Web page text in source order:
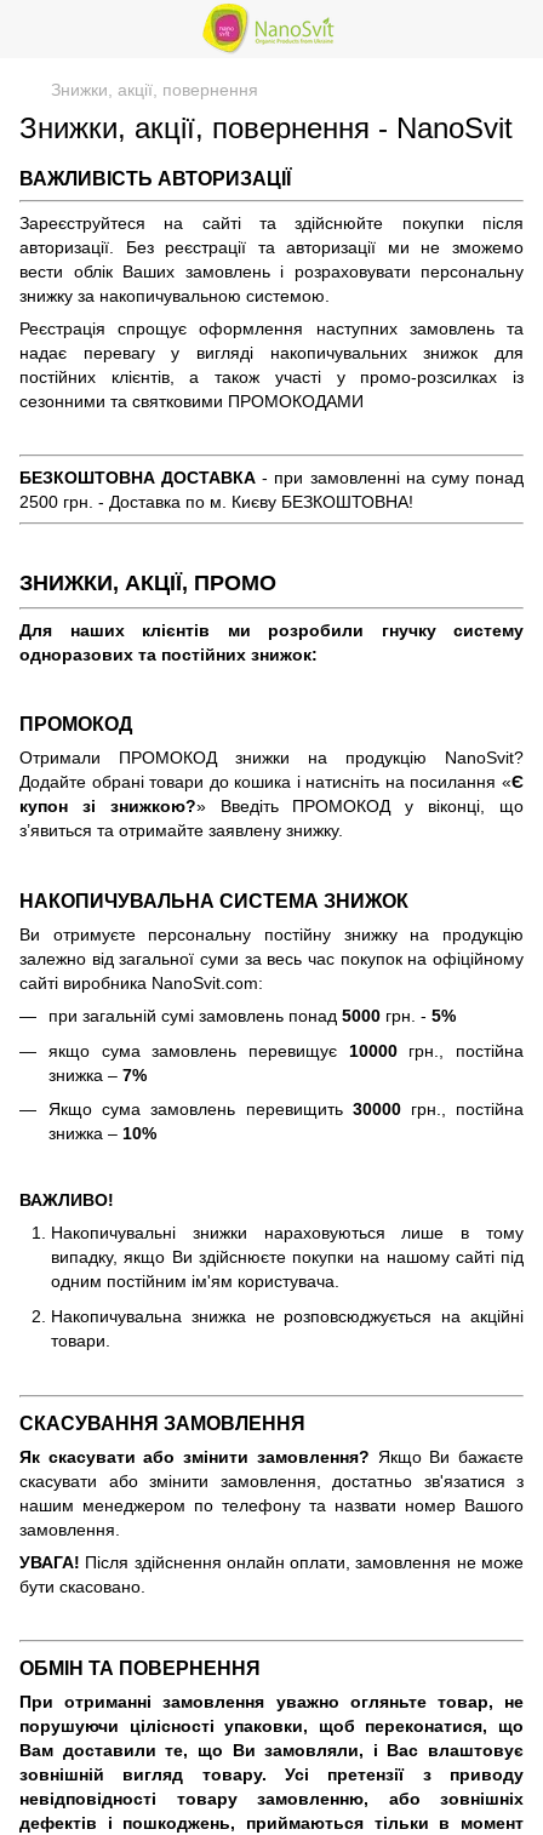
Знижки, акції, повернення
Знижки, акції, повернення - NanoSvit
ВАЖЛИВІСТЬ АВТОРИЗАЦІЇ
Зареєструйтеся на сайті та здійснюйте покупки після
авторизації. Без реєстрації та авторизації ми не зможемо
вести облік Ваших замовлень і розраховувати персональну
знижку за накопичувальною системою.
Реєстрація спрощує оформлення наступних замовлень та
надає перевагу у вигляді накопичувальних знижок для
постійних клієнтів, а також участі у промо-розсилках із
сезонними та святковими ПРОМОКОДАМИ
БЕЗКОШТОВНА ДОСТАВКА - при замовленні на суму понад
2500 грн. - Доставка по м. Києву БЕЗКОШТОВНА!
ЗНИЖКИ, АКЦІЇ, ПРОМО
Для наших клієнтів ми розробили гнучку систему
одноразових та постійних знижок:
ПРОМОКОД
Отримали ПРОМОКОД знижки на продукцію NanoSvit?
Додайте обрані товари до кошика і натисніть на посилання «Є
купон зі знижкою?» Введіть ПРОМОКОД у віконці, що
з’явиться та отримайте заявлену знижку.
НАКОПИЧУВАЛЬНА СИСТЕМА ЗНИЖОК
Ви отримуєте персональну постійну знижку на продукцію
залежно від загальної суми за весь час покупок на офіційному
сайті виробника NanoSvit.com:
при загальній сумі замовлень понад 5000 грн. - 5%
якщо сума замовлень перевищує 10000грн., постійна
знижка – 7%
Якщо сума замовлень перевищить 30000грн., постійна
знижка – 10%
ВАЖЛИВО!
Накопичувальні знижки нараховуються лише в тому
випадку, якщо Ви здійснюєте покупки на нашому сайті під
одним постійним ім'ям користувача.
Накопичувальна знижка не розповсюджується на акційні
товари.
СКАСУВАННЯ ЗАМОВЛЕННЯ
Як скасувати або змінити замовлення? Якщо Ви бажаєте
скасувати або змінити замовлення, достатньо зв'язатися з
нашим менеджером по телефону та назвати номер Вашого
замовлення.
УВАГА! Після здійснення онлайн оплати, замовлення не може
бути скасовано.
ОБМІН ТА ПОВЕРНЕННЯ
При отриманні замовлення уважно огляньте товар, не
порушуючи цілісності упаковки, щоб переконатися, що
Вам доставили те, що Ви замовляли, і Вас влаштовує
зовнішній вигляд товару. Усі претензії з приводу
невідповідності товару замовленню, або зовнішніх
дефектів і пошкоджень, приймаються тільки в момент